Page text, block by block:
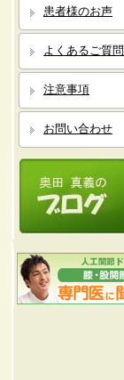
患者様のお声
よくあるご質問
注意事項
お問い合わせ